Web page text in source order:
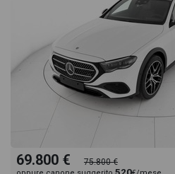
sono presenti informazioni
l'alimentazione, dati tecnici,
opzionali, colorazione esterna
interni. Ogni annuncio di
travel edition 4matic 200cv
69.800 € 75.800 €